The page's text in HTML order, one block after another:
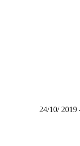
24/10/ 2019